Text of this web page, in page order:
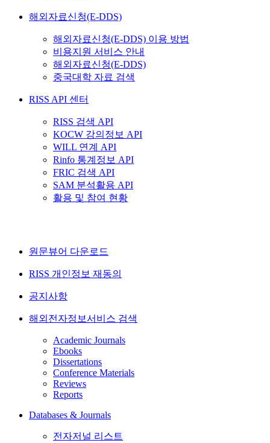
해외자료신청(E-DDS)
해외자료신청(E-DDS) 이용 방법
비용지원 서비스 안내
해외자료신청(E-DDS)
중국대학 자료 검색
RISS API 센터
RISS 검색 API
KOCW 강의정보 API
WILL 연계 API
Rinfo 통계정보 API
FRIC 검색 API
SAM 분석활용 API
활용 및 참여 현황
원문뷰어 다운로드
RISS 개인정보 재동의
공지사항
해외전자정보서비스 검색
Academic Journals
Ebooks
Dissertations
Conference Materials
Reviews
Reports
Databases & Journals
전자저널 리스트